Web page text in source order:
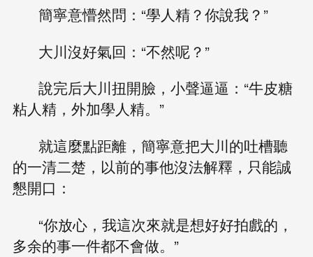
簡寧意懵然問：“學人精？你說我？”
大川沒好氣回：“不然呢？”
說完后大川扭開臉，小聲逼逼：“牛皮糖
粘人精，外加學人精。”
就這麼點距離，簡寧意把大川的吐槽聽
的一清二楚，以前的事他沒法解釋，只能誠
懇開口：
“你放心，我這次來就是想好好拍戲的，
多余的事一件都不會做。”